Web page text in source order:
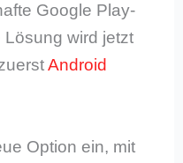
Google Play-
wird jetzt
Android
Option ein, mit